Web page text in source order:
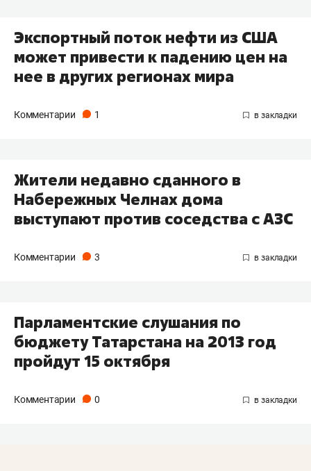
Экспортный поток нефти из США
может привести к падению цен на
нее в других регионах мира
Комментарии 1
Жители недавно сданного в
Набережных Челнах дома
выступают против соседства с АЗС
Комментарии 3
Парламентские слушания по
бюджету Татарстана на 2013 год
пройдут 15 октября
Комментарии 0